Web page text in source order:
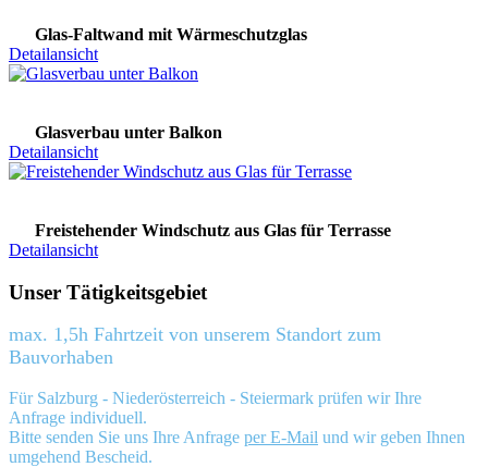
Glas-Faltwand mit Wärmeschutzglas
Detailansicht
Glasverbau unter Balkon
Detailansicht
Freistehender Windschutz aus Glas für Terrasse
Detailansicht
Unser Tätigkeitsgebiet
max. 1,5h Fahrtzeit von unserem Standort zum
Bauvorhaben
Für Salzburg - Niederösterreich - Steiermark prüfen wir Ihre
Anfrage individuell.
Bitte senden Sie uns Ihre Anfrage per E-Mail und wir geben Ihnen
umgehend Bescheid.